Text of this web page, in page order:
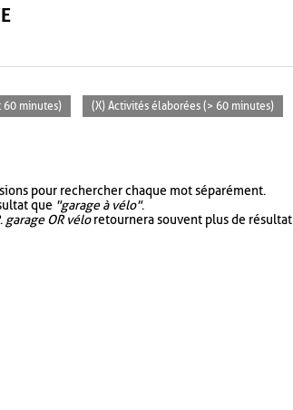
60 minutes) (X) Activités élaborées (> 60 minutes)
pour rechercher chaque mot séparément.
que "garage à vélo".
. garage OR véloretournera souvent plus de résultat